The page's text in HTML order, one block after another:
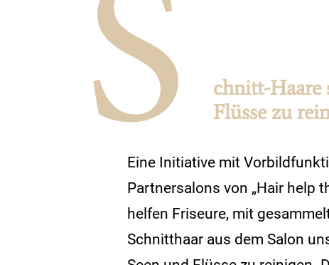
chnitt-Haare
Flüsse zu
Eine Initiative mit
Partnersalons von „Hair help
helfen Friseure, mit
Schnitthaar aus dem Salon